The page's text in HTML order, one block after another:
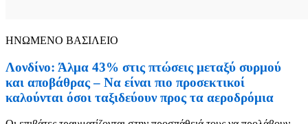
ΗΝΩΜΕΝΟ ΒΑΣΙΛΕΙΟ
Λονδίνο: Άλμα 43% στις πτώσεις μεταξύ συρμού
και αποβάθρας – Να είναι πιο προσεκτικοί
καλούνται όσοι ταξιδεύουν προς τα αεροδρόμια